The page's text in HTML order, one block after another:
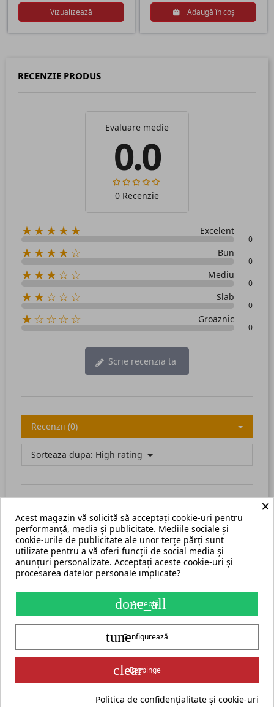
ADAUGĂ ÎN COȘ
Vizualizează Adaugă în coș
RECENZIE PRODUS
Evaluare medie
0.0
0 Recenzie
★★★★★ Excelent
0
★★★★☆ Bun
0
★★★☆☆ Mediu
0
★★☆☆☆ Slab
0
★☆☆☆☆ Groaznic
0
Scrie recenzia ta
Recenzii (0)
Sorteaza dupa: High rating
There are no available reviews.Scrie recenzia ta.
Termeni și condiții Harta site
S.C. ECHIPAMENTE ROMANIA s.r.l.
str. Grigore Ghica Voda nr. 3, Iași, cod postal 700503
contact@cormak.ro
+40 775 333 666
Partener oficial exclusiv al producătorului CORMAK Jerzy Zalewski
pentru piața din România.
✆Contact
×
Acest magazin vă solicită să acceptați cookie-uri pentru
performanță, media și publicitate. Mediile sociale și
cookie-urile de publicitate ale unor terțe părți sunt
utilizate pentru a vă oferi funcții de social media și
anunțuri personalizate. Acceptați aceste cookie-uri și
procesarea datelor personale implicate?
done_all
Acceptă
tuneConfigurează
clearRespinge
Politica de confidențialitate și cookie-uri
group_work